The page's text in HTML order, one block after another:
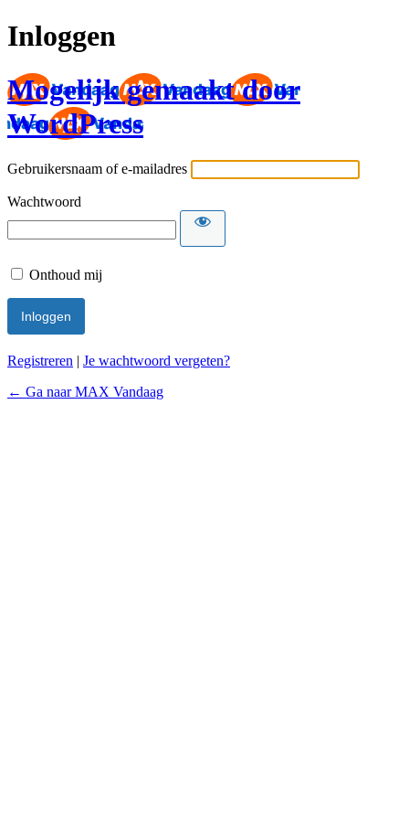
Inloggen
Mogelijk gemaakt door
WordPress
Gebruikersnaam of e-mailadres
Wachtwoord
Onthoud mij
Registreren | Je wachtwoord vergeten?
← Ga naar MAX Vandaag